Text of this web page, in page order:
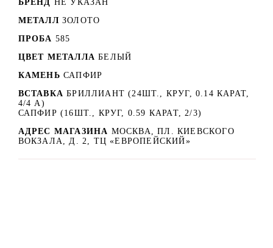
БРЕНД
НЕ УКАЗАН
МЕТАЛЛ ЗОЛОТО
ПРОБА 585
ЦВЕТ МЕТАЛЛА БЕЛЫЙ
КАМЕНЬ САПФИР
ВСТАВКА БРИЛЛИАНТ (24ШТ., КРУГ, 0.14 КАРАТ,
4/4 А)
САПФИР (16ШТ., КРУГ, 0.59 КАРАТ, 2/3)
АДРЕС МАГАЗИНА МОСКВА, ПЛ. КИЕВСКОГО
ВОКЗАЛА, Д. 2, ТЦ «ЕВРОПЕЙСКИЙ»